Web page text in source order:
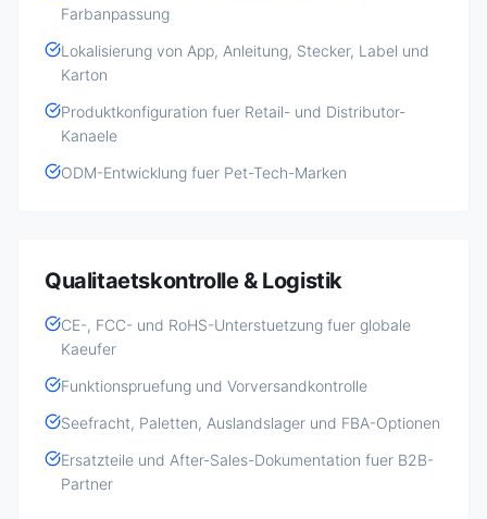
Farbanpassung
Lokalisierung von App, Anleitung, Stecker, Label und
Karton
Produktkonfiguration fuer Retail- und Distributor-
Kanaele
ODM-Entwicklung fuer Pet-Tech-Marken
Qualitaetskontrolle & Logistik
CE-, FCC- und RoHS-Unterstuetzung fuer globale
Kaeufer
Funktionspruefung und Vorversandkontrolle
Seefracht, Paletten, Auslandslager und FBA-Optionen
Ersatzteile und After-Sales-Dokumentation fuer B2B-
Partner